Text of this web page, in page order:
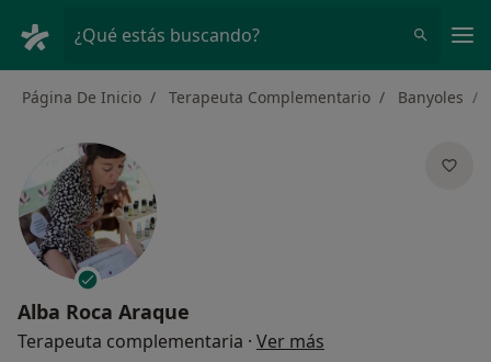
¿Qué estás buscando?
Página De Inicio Terapeuta Complementario Banyoles
Alba Roca Araque
Terapeuta complementaria · Ver más